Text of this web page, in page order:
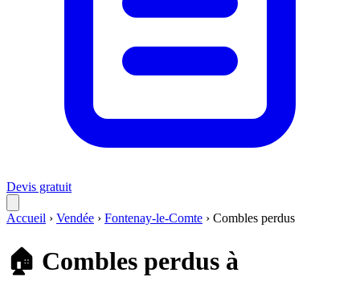
Devis gratuit
Accueil › Vendée › Fontenay-le-Comte › Combles perdus
🏠 Combles perdus à